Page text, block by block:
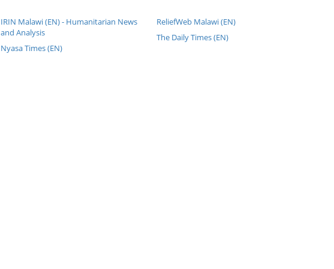
IRIN Malawi (EN) - Humanitarian News
and Analysis
Nyasa Times (EN)
ReliefWeb Malawi (EN)
The Daily Times (EN)